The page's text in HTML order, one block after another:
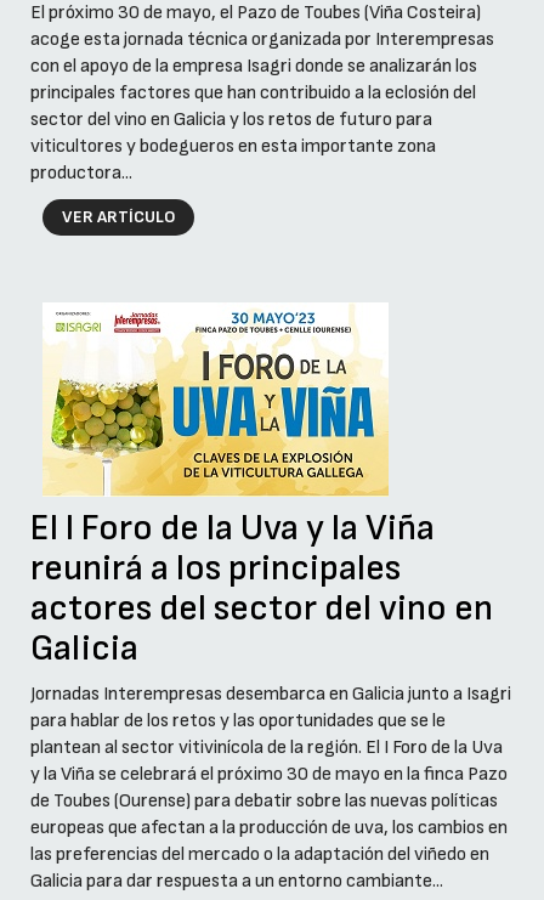
El próximo 30 de mayo, el Pazo de Toubes (Viña Costeira)
acoge esta jornada técnica organizada por Interempresas
con el apoyo de la empresa Isagri donde se analizarán los
principales factores que han contribuido a la eclosión del
sector del vino en Galicia y los retos de futuro para
viticultores y bodegueros en esta importante zona
productora...
VER ARTÍCULO
El I Foro de la Uva y la Viña
reunirá a los principales
actores del sector del vino en
Galicia
Jornadas Interempresas desembarca en Galicia junto a Isagri
para hablar de los retos y las oportunidades que se le
plantean al sector vitivinícola de la región. El I Foro de la Uva
y la Viña se celebrará el próximo 30 de mayo en la finca Pazo
de Toubes (Ourense) para debatir sobre las nuevas políticas
europeas que afectan a la producción de uva, los cambios en
las preferencias del mercado o la adaptación del viñedo en
Galicia para dar respuesta a un entorno cambiante...